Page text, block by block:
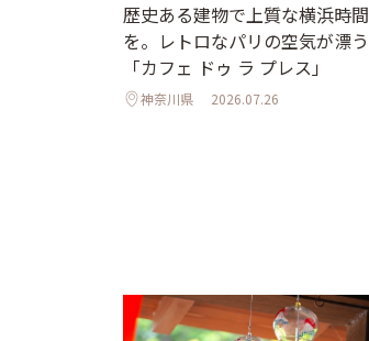
歴史ある建物で上質な横浜時間
を。レトロなパリの空気が漂う
「カフェ ドゥ ラ プレス」
神奈川県 2026.07.26